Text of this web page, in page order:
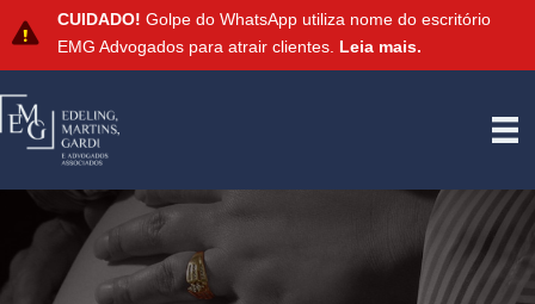
CUIDADO! Golpe do WhatsApp utiliza nome do escritório
EMG Advogados para atrair clientes. Leia mais.